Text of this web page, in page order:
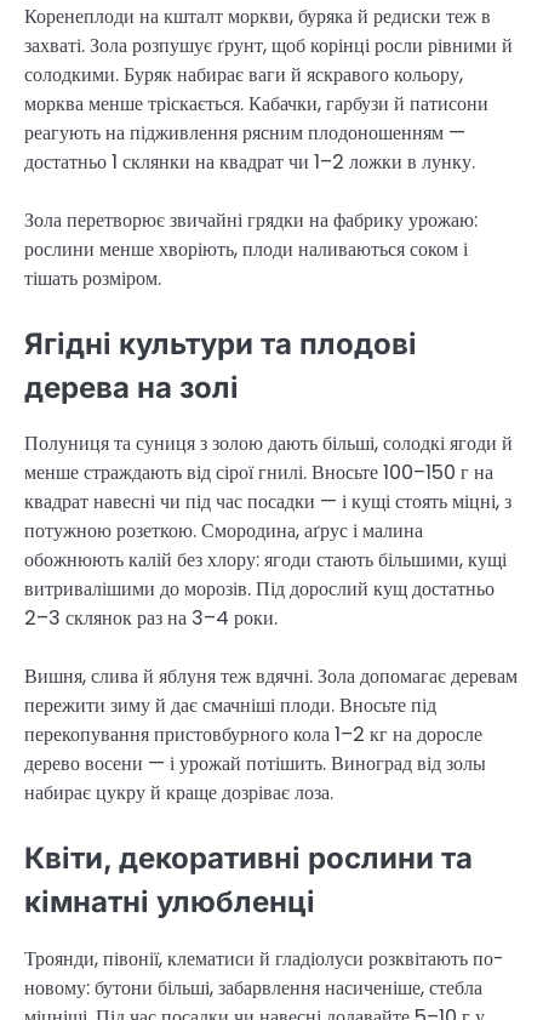
Коренеплоди на кшталт моркви, буряка й редиски теж в
захваті. Зола розпушує ґрунт, щоб корінці росли рівними й
солодкими. Буряк набирає ваги й яскравого кольору,
морква менше тріскається. Кабачки, гарбузи й патисони
реагують на підживлення рясним плодоношенням —
достатньо 1 склянки на квадрат чи 1–2 ложки в лунку.
Зола перетворює звичайні грядки на фабрику урожаю:
рослини менше хворіють, плоди наливаються соком і
тішать розміром.
Ягідні культури та плодові
дерева на золі
Полуниця та суниця з золою дають більші, солодкі ягоди й
менше страждають від сірої гнилі. Вносьте 100–150 г на
квадрат навесні чи під час посадки — і кущі стоять міцні, з
потужною розеткою. Смородина, аґрус і малина
обожнюють калій без хлору: ягоди стають більшими, кущі
витривалішими до морозів. Під дорослий кущ достатньо
2–3 склянок раз на 3–4 роки.
Вишня, слива й яблуня теж вдячні. Зола допомагає деревам
пережити зиму й дає смачніші плоди. Вносьте під
перекопування пристовбурного кола 1–2 кг на доросле
дерево восени — і урожай потішить. Виноград від золы
набирає цукру й краще дозріває лоза.
Квіти, декоративні рослини та
кімнатні улюбленці
Троянди, півонії, клематиси й гладіолуси розквітають по-
новому: бутони більші, забарвлення насиченіше, стебла